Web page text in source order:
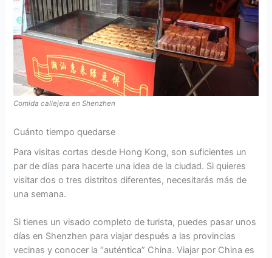
Comida callejera en Shenzhen
Cuánto tiempo quedarse
Para visitas cortas desde Hong Kong, son suficientes un
par de días para hacerte una idea de la ciudad. Si quieres
visitar dos o tres distritos diferentes, necesitarás más de
una semana.
Si tienes un visado completo de turista, puedes pasar unos
días en Shenzhen para viajar después a las provincias
vecinas y conocer la “auténtica” China. Viajar por China es